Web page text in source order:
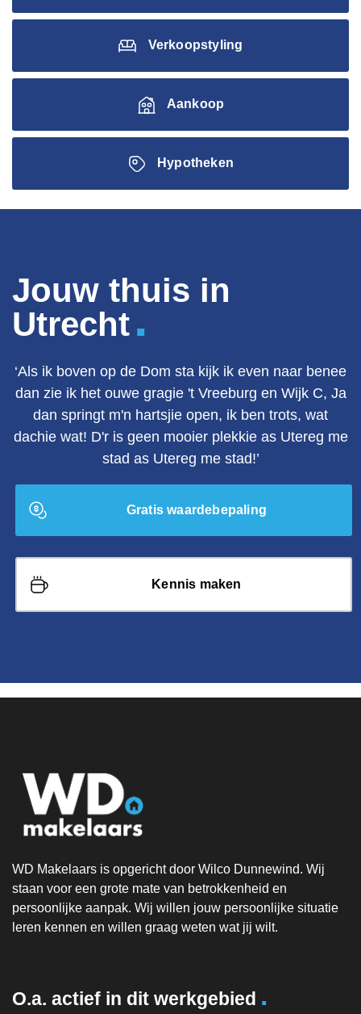
Verkoopstyling
Aankoop
Hypotheken
Jouw thuis in
Utrecht.
‘Als ik boven op de Dom sta kijk ik even naar benee
dan zie ik het ouwe gragie 't Vreeburg en Wijk C, Ja
dan springt m'n hartsjie open, ik ben trots, wat
dachie wat! D'r is geen mooier plekkie as Utereg me
stad as Utereg me stad!’
Gratis waardebepaling
Kennis maken
WD Makelaars is opgericht door Wilco Dunnewind. Wij
staan voor een grote mate van betrokkenheid en
persoonlijke aanpak. Wij willen jouw persoonlijke situatie
leren kennen en willen graag weten wat jij wilt.
O.a. actief in dit werkgebied .